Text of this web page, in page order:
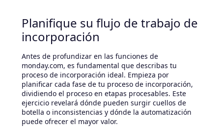
Planifique su flujo de trabajo de
incorporación
Antes de profundizar en las funciones de
monday.com, es fundamental que describas tu
proceso de incorporación ideal. Empieza por
planificar cada fase de tu proceso de incorporación,
dividiendo el proceso en etapas procesables. Este
ejercicio revelará dónde pueden surgir cuellos de
botella o inconsistencias y dónde la automatización
puede ofrecer el mayor valor.